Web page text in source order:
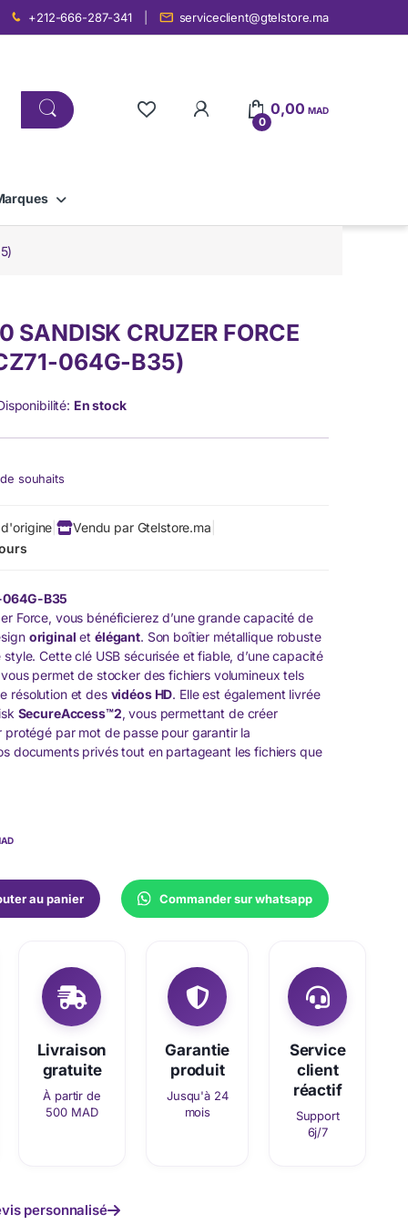
+212-666-287-341 serviceclient@gtelstore.ma
0
0,00MAD
SANDISK CRUZER FORCE
064G-B35)
En stock
souhaits
| Vendu par Gtelstore.ma
064G-B35
Force, vous bénéficierez d’une grande capacité de
original et élégant. Son boîtier métallique robuste
Cette clé USB sécurisée et fiable, d’une capacité
permet de stocker des fichiers volumineux tels
résolution et des vidéos HD. Elle est également livrée
SecureAccess™2, vous permettant de créer
protégé par mot de passe pour garantir la
documents privés tout en partageant les fichiers que
au panier Commander sur whatsapp
Livraison
gratuite
À partir de
500 MAD
Garantie
produit
Jusqu'à 24
mois
Service
client
réactif
Support
6j/7
personnalisé